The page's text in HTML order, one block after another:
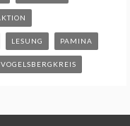
LESUNG PAMINA
VOGELSBERGKREIS